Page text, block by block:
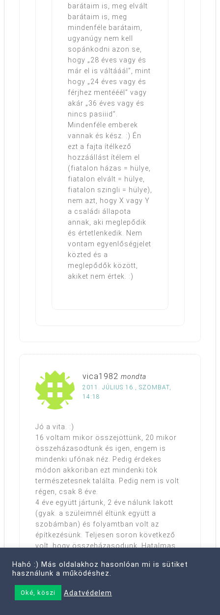
barátaim is, meg elvált
barátaim is, meg
mindenféle barátaim,
ugyanúgy nem kell
sopánkodni azon se,
hogy „28 éves vagy és
már el is váltááál”, mint
hogy „24 éves vagy és
férjhez mentééél” vagy
akár „36 éves vagy és
nincs pasiiid”.
Mindenféle emberek
vannak és kész. :) Én
ezt a fajta ítélkező
hozzáállást ítélem el
(fiatalon házas = hülye,
fiatalon elvált = hülye,
fiatalon szingli = hülye),
nem azt, hogy X vagy Y
a családi állapota
annak, aki meglepődik
és értetlenkedik. Nem
vontam egyenlőségjelet
közted és a
meglepődők között,
akiket nem értek. :)
vica1982 mondta
2011. JÚLIUS 16., SZOMBAT,
14:18
Jó a vita. :)
16 voltam mikor összejöttünk, 20 mikor
összeházasodtunk és igen, engem is
mindenki ufónak néz. Pedig érdekes
módon akkoriban ezt mindenki tök
természetesnek találta. Pedig nem is volt
régen, csak 8 éve.
4 éve együtt jártunk, 2 éve nálunk lakott
(gyak. a szüleimnél éltünk együtt a
szobámban) és folyamtban volt az
építkezésünk. Teljesen soron következő
volt, hogy összeházasodunk. Hatalmas
koromon. Utólag meg meresztik a
szemüket (persze idegenek), hogy
„ÚÚÚÚÚúúúristen, 28 éves vagy és már
házas? Jó ég, 8 ééééve? És már 3
Hahó :) Más oldalakhoz hasonlóan mi is sütiket
használunk a működéshez.
Oké, köszi Adatvédelem